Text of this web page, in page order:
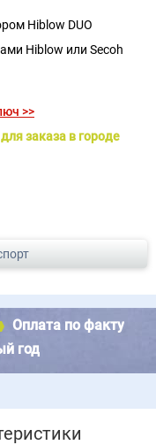
Hiblow DUO
Hiblow или Secoh
>>
заказа в городе
Оплата по факту
год